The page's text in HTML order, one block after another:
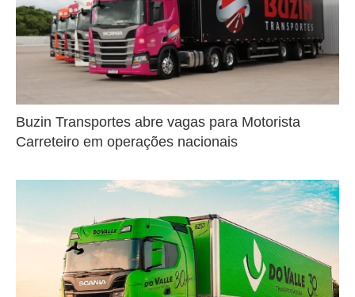
Buzin Transportes abre vagas para Motorista
Carreteiro em operações nacionais